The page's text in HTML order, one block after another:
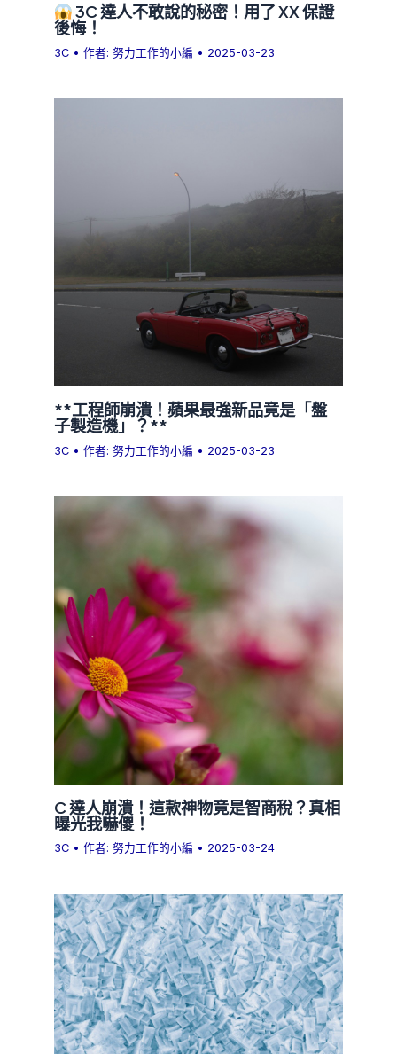
3C 達人不敢說的秘密！用了 XX 保證
後悔！
3C • 作者:努力工作的小編 • 2025-03-23
**工程師崩潰！蘋果最強新品竟是「盤
子製造機」？**
3C • 作者:努力工作的小編 • 2025-03-23
C 達人崩潰！這款神物竟是智商稅？真相
曝光我嚇傻！
3C • 作者:努力工作的小編 • 2025-03-24